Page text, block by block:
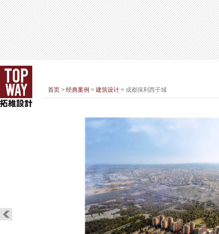
首页 > 经典案例 > 建筑设计 > 成都保利西子城